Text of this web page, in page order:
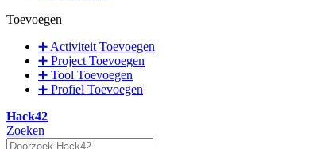
Toevoegen
➕ Activiteit Toevoegen
➕ Project Toevoegen
➕ Tool Toevoegen
➕ Profiel Toevoegen
Hack42
Zoeken